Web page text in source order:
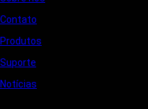
Contato
Produtos
Suporte
Notícias